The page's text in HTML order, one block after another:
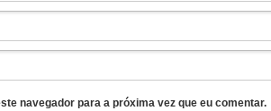
navegador para a próxima vez que eu comentar.